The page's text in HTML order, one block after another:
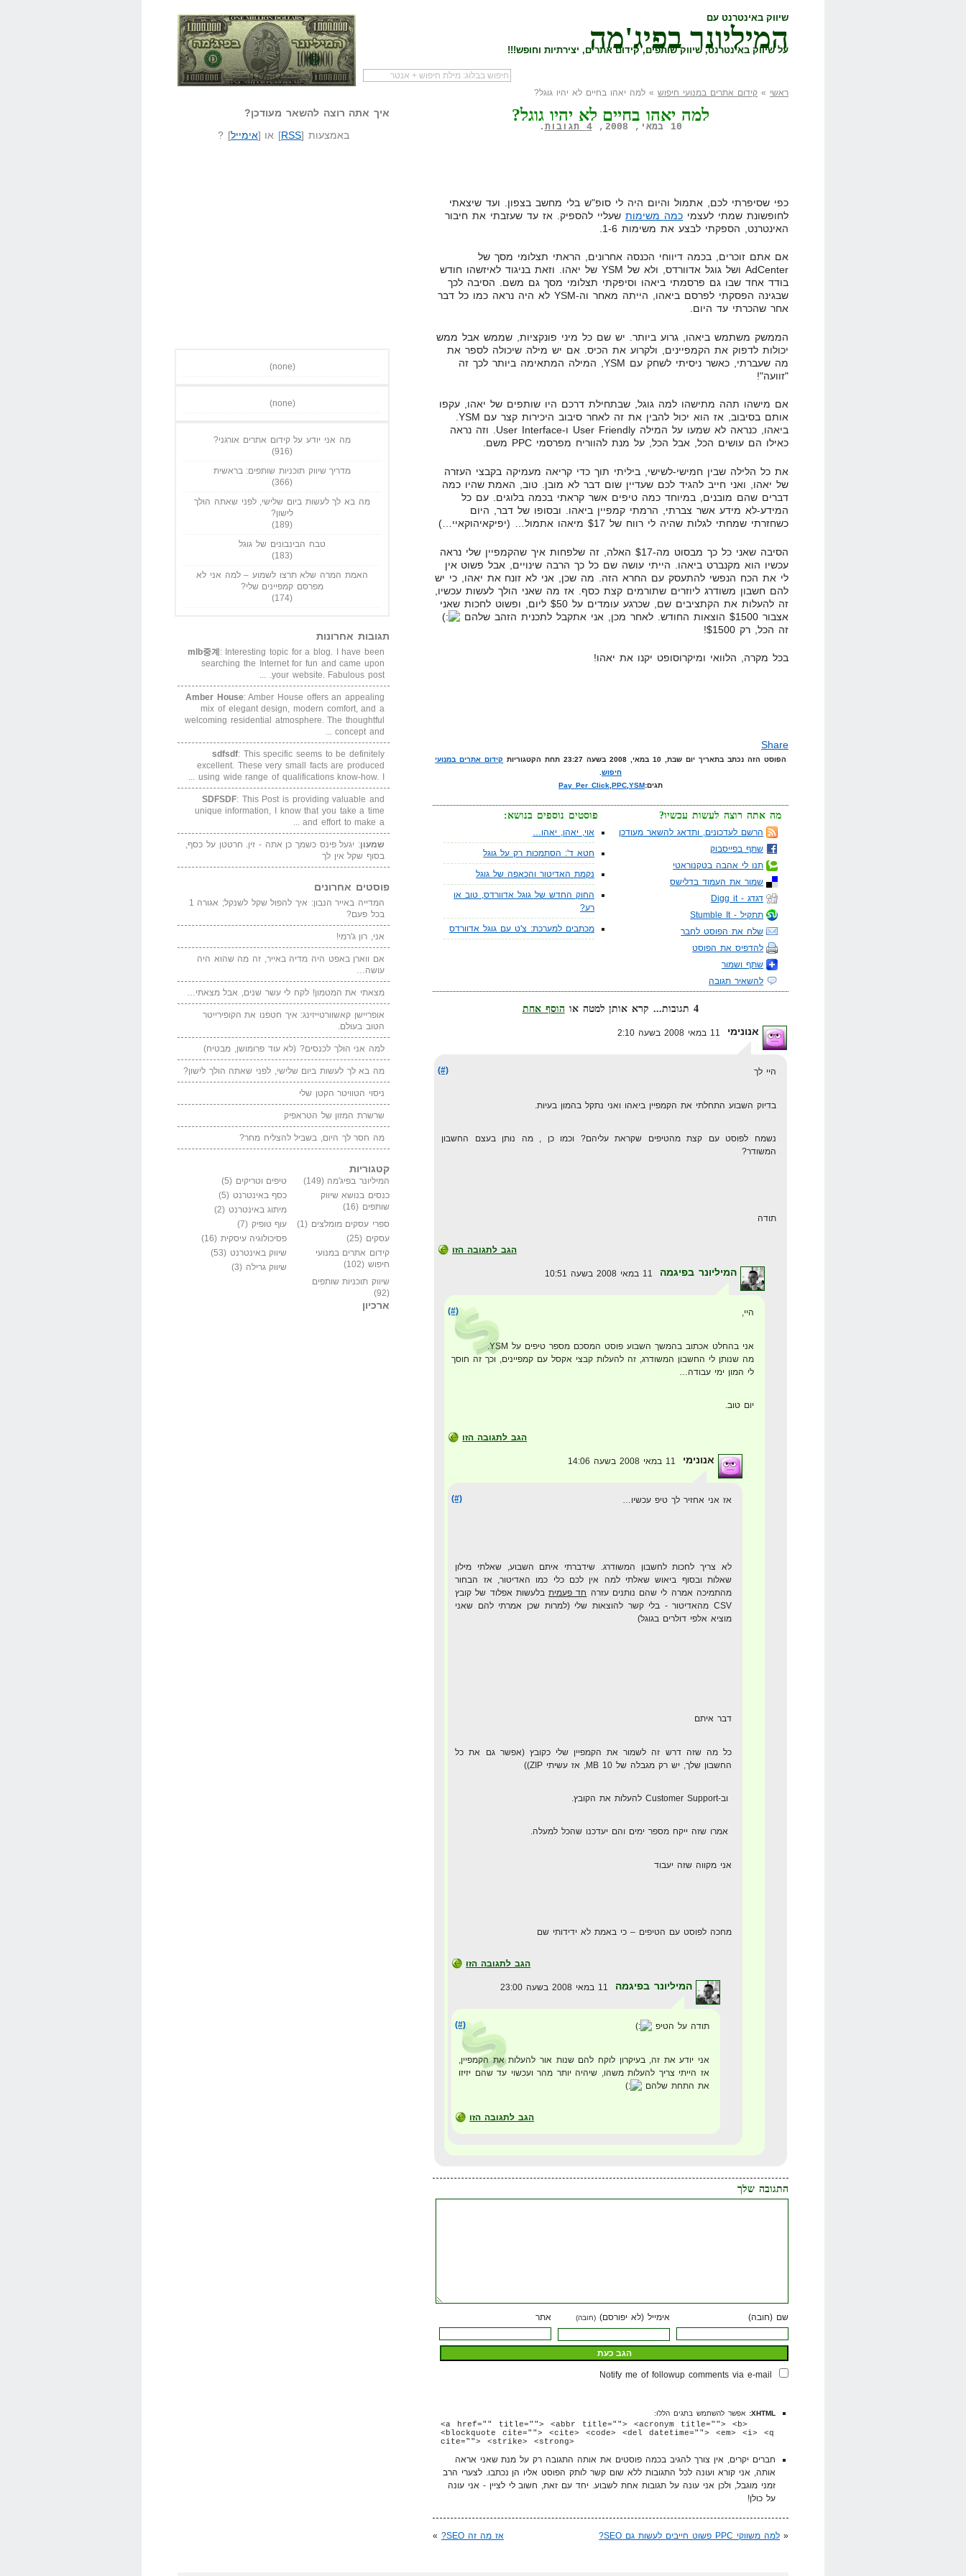
שיווק באינטרנט עם
המיליונר בפיג'מה
על שיווק באינטרנט, שיווק שותפים, קידום אתרים, יצירתיות וחופש!!!
שאל שאלה המיליונר בפיג'מה שיווק שותפים
ראשי » קידום אתרים במנועי חיפוש» למה יאהו בחיים לא יהיו גוגל?
למה יאהו בחיים לא יהיו גוגל?
10 במאי, 2008, 4 תגובות .
כפי שסיפרתי לכם, אתמול והיום היה לי סופ"ש בלי מחשב בצפון. ועד שיצאתי
לחופשונת שמתי לעצמי כמה משימותשעליי להספיק. אז עד שעזבתי את חיבור
האינטרנט, הספקתי לבצע את משימות 1-6.
אם אתם זוכרים, בכמה דיווחי הכנסה אחרונים, הראתי תצלומי מסך של
AdCenter ושל גוגל אדוורדס, ולא של YSM של יאהו. וזאת בניגוד לאיזשהו חודש
בודד אחד שבו גם פרסמתי ביאהו וסיפקתי תצלומי מסך גם משם. הסיבה לכך
שבגינה הפסקתי לפרסם ביאהו, הייתה מאחר וה-YSM לא היה נראה כמו כל דבר
אחר שהכרתי עד היום.
הממשק משתמש ביאהו, גרוע ביותר. יש שם כל מיני פונקציות, שממש אבל ממש
יכולות לדפוק את הקמפיינים, ולקרוע את הכיס. אם יש מילה שיכולה לספר את
מה שעברתי, כאשר ניסיתי לשחק עם YSM, המילה המתאימה ביותר לכך זה
"זוועה"!
אם מישהו תהה מתישהו למה גוגל, שבתחילת דרכם היו שותפים של יאהו, עקפו
אותם בסיבוב, אז הוא יכול להבין את זה לאחר סיבוב היכירות קצר עם YSM.
ביאהו, כנראה לא שמעו על המילה User Friendly ו-User Interface. וזה נראה
כאילו הם עושים הכל, אבל הכל, על מנת להווריח מפרסמי PPC משם.
את כל הלילה שבין חמישי-לשישי, ביליתי תוך כדי קריאה מעמיקה בקבצי העזרה
של יאהו, ואני חייב להגיד לכם שעדיין שום דבר לא מובן. טוב, האמת שהיו כמה
דברים שהם מובנים, במיוחד כמה טיפים אשר קראתי בכמה בלוגים. עם כל
המידע-לא מידע אשר צברתי, הרמתי קמפיין ביאהו. ובסופו של דבר, היום
כשחזרתי שמחתי לגלות שהיה לי רווח של $17 מיאהו אתמול… (יפיקאיהוקאיי…)
הסיבה שאני כל כך מבסוט מה-$17 האלה, זה שלפחות איך שהקמפיין שלי נראה
עכשיו הוא מקנברט ביאהו. הייתי עושה שם כל כך הרבה שינויים, אבל פשוט אין
לי את הכח הנפשי להתעסק עם החרא הזה. מה שכן, אני לא זונח את יאהו, כי יש
להם חשבון משודרג ליוזרים שתורמים קצת כסף. אז מה שאני הולך לעשות עכשיו,
זה להעלות את הקתציבים שם, שכרגע עומדים על $50 ליום, ופשוט לחכות שאני
אצבור $1500 הוצאות החודש. לאחר מכן, אני אתקבל לתכנית הזהב שלהם
זה הכל, רק $1500!
בכל מקרה, הלוואי ומיקרוסופט יקנו את יאהו!
Share
הפוסט הזה נכתב בתאריך יום שבת, 10 במאי, 2008 בשעה 23:27 תחת הקטגוריות
קידום אתרים במנועי
חיפוש
תגים:
Pay Per Click, PPC, YSM
פוסטים נוספים בנושא:
אוי, יאהו, יאהו…
חטא ד': הסתמכות רק על גוגל
נקמת האדיטור והכאפה של גוגל
החוק החדש של גוגל אדוורדס, טוב או
רע?
מכתבים למערכת: צ'ט עם גוגל אדוורדס
מה אתה רוצה לעשות עכשיו?
הרשם לעדכונים, ותדאג להשאר מעודכן
שתף בפייסבוק
תנו לי אהבה בטקנוראטי
שמור את העמוד בדלישס
דגדג - Digg it
תתקיל - Stumble It
שלח את הפוסט לחבר
להדפיס את הפוסט
שתף ושמור
להשאיר תגובה
4 תגובות... קרא אותן למטה או
הוסף אחת
אנונימי
(#) היי לך
בדיוק השבוע התחלתי את הקמפיין ביאהו ואני נתקל בהמון בעיות.
נשמח לפוסט עם קצת מהטיפים שקראת עליהם? וכמו כן , מה נותן בעצם החשבון
המשודר?
תודה
הגב לתגובה הזו
המיליונר בפיגמה
(#) היי,
אני בהחלט אכתוב בהמשך השבוע פוסט המסכם מספר טיפים על YSM.
מה שנותן לי החשבון המשודרג, זה להעלות קבצי אקסל עם קמפיינים, וכך זה חוסך
לי המון ימי עבודה…
יום טוב.
הגב לתגובה הזו
אנונימי
(#) אז אני אחזיר לך טיפ עכשיו…
לא צריך לחכות לחשבון המשודרג. שידברתי איתם השבוע, שאלתי מילון
שאלות ובסוף ביאוש שאלתי למה אין לכם כלי כמו האדיטור, אז הבחור
מהתמיכה אמרה לי שהם נותנים עזרה חד פעמיתבלעשות אפלוד של קובץ
CSV מהאדיטור - בלי קשר להוצאות שלי (למרות שכן אמרתי להם שאני
מוציא אלפי דולרים בגוגל)
דבר איתם
כל מה שזה דרש זה לשמור את הקמפיין שלי כקובץ (אפשר גם את כל
החשבון שלך, יש רק מגבלה של 10 MB, אז עשיתי ZIP))
וב-Customer Support להעלות את הקובץ.
אמרו שזה ייקח מספר ימים והם יעדכנו שהכל למעלה.
אני מקווה שזה יעבוד
מחכה לפוסט עם הטיפים – כי באמת לא ידידותי שם
הגב לתגובה הזו
המיליונר בפיגמה
(#) תודה על הטיפ
אני יודע את זה, בעיקרון לוקח להם שנות אור להעלות את הקמפיין,
אז הייתי צריך להעלות משהו, שיהיה יותר מהר ועכשוי עד שהם יזיזו
את התחת שלהם
הגב לתגובה הזו
התגובה שלך
שם (חובה) אימייל (לא יפורסם) (חובה) אתר
Notify me of followup comments via e-mail
XHTML: אפשר להשתמש בתגים הללו:
<a href="" title=""> <abbr title=""> <acronym title=""> <b>
<blockquote cite=""> <cite> <code> <del datetime=""> <em> <i> <q
cite=""> <strike> <strong>
חברים יקרים, אין צורך להגיב בכמה פוסטים את אותה התגובה רק על מנת שאני אראה
אותה, אני קורא ועונה לכל התגובות ללא שום קשר לותק הפוסט אליו הן נכתבו. לצערי הרב
זמני מוגבל, ולכן אני עונה על תגובות אחת לשבוע. יחד עם זאת, חשוב לי לציין - אני עונה
על כולן!
« למה משווקי PPC פשוט חייבים לעשות גם SEO? אז מה זה SEO? »
איך אתה רוצה להשאר מעודכן?
באמצעות [RSS] או [אימייל] ?
(none)
(none)
מה אני יודע על קידום אתרים אורגני?
(916)
מדריך שיווק תוכניות שותפים: בראשית
(366)
מה בא לך לעשות ביום שלישי, לפני שאתה הולך
לישון?
(189)
טבח הבינבונים של גוגל
(183)
האמת המרה שלא תרצו לשמוע – למה אני לא
מפרסם קמפיינים שלי?
(174)
תגובות אחרונות
mlb중계 : Interesting topic for a blog. I have been
searching the Internet for fun and came upon
your website. Fabulous post. ...
Amber House: Amber House offers an appealing
mix of elegant design, modern comfort, and a
welcoming residential atmosphere. The thoughtful
concept and ...
sdfsdf: This specific seems to be definitely
excellent. These very small facts are produced
using wide range of qualifications know-how. I ...
SDFSDF: This Post is providing valuable and
unique information, I know that you take a time
and effort to make a ...
שמעון: יגעל פינס כשמך כן אתה - זין. חרטטן על כסף,
בסוף שקל אין לך
פוסטים אחרונים
המדייה באייר הנבון: איך להפול שקל לשנקל; אגורה 1
בכל פעם?
אני, רון ג'רמי!
אם ווארן באפט היה מדיה באייר, זה מה שהוא היה
עושה…
מצאתי את המטמון! לקח לי עשר שנים, אבל מצאתי…
אופריישן קאשוורטייזינג: איך חטפנו את הקופירייטר
הטוב בעולם.
למה אני הולך לכנסים? (לא עוד פרומושן, מבטיח)
מה בא לך לעשות ביום שלישי, לפני שאתה הולך לישון?
ניסוי הטוויטר הקטן שלי
שרשרת המזון של הטראפיק
מה חסר לך היום, בשביל להצליח מחר?
קטגוריות
המיליונר בפיג'מה (149) טיפים וטריקים (5)
כנסים בנושא שיווק
שותפים (16)
כסף באינטרנט (5)
מיתוג באינטרנט (2)
ספרי עסקים מומלצים (1) עוף טופיק (7)
עסקים (25) פסיכולוגיה עיסקית (16)
קידום אתרים במנועי
חיפוש (102)
שיווק באינטרנט (53)
שיווק גרילה (3)
שיווק תוכניות שותפים
(92)
ארכיון